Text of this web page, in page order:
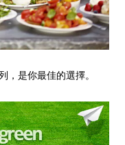
，是你最佳的選擇。